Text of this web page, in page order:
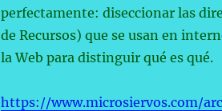
perfectamente: diseccionar las
de Recursos) que se usan en
la Web para distinguir qué es qué.
https://www.microsiervos.com/